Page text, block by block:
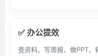
✅ 办公提效
查资料、写周报、做PPT